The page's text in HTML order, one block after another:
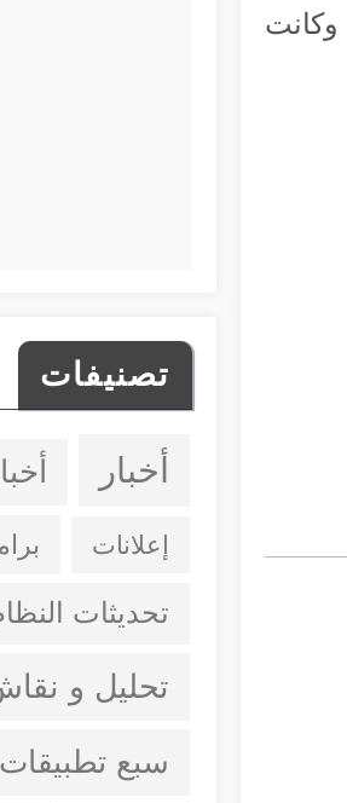
وكانت
تصنيفات
أخبار
إعلانات
تحديثات
تحليل و
سبع تطبيقات